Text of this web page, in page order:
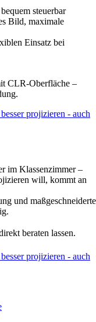
steuerbar
Bild, maximale
Einsatz bei
CLR-Oberfläche –
im Klassenzimmer –
will, kommt an
und maßgeschneiderte
beraten lassen.